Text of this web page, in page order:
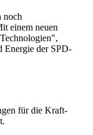
noch
einem neuen
Energie der SPD-
für die Kraft-